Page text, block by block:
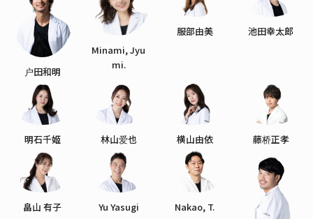
户田和明
Minami, Jyu
mi.
服部由美 池田幸太郎
明石千姬 林山爱也 横山由依 藤桥正孝
畠山 有子 Yu Yasugi Nakao, T.